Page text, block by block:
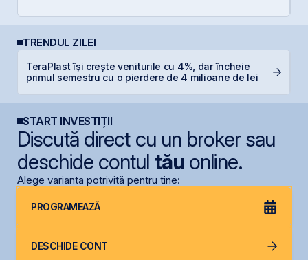
TRENDUL ZILEI
TeraPlast își crește veniturile cu 4%, dar încheie
primul semestru cu o pierdere de 4 milioane de lei
START INVESTIȚII
Discută direct cu un broker sau
deschide contul tăuonline.
Alege varianta potrivită pentru tine:
PROGRAMEAZĂ
DESCHIDE CONT